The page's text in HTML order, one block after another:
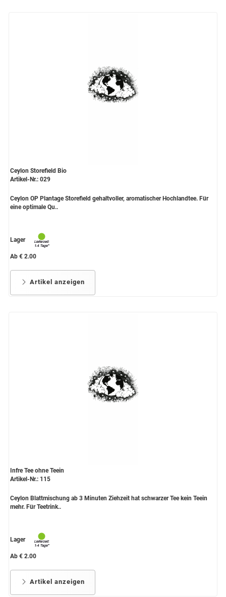
Ceylon Storefield Bio
Artikel-Nr.: 029
Ceylon OP Plantage Storefield gehaltvoller, aromatischer Hochlandtee. Für
eine optimale Qu..
Lager
Ab € 2.00
Artikel anzeigen
Infre Tee ohne Teein
Artikel-Nr.: 115
Ceylon Blattmischung ab 3 Minuten Ziehzeit hat schwarzer Tee kein Teein
mehr. Für Teetrink..
Lager
Ab € 2.00
Artikel anzeigen